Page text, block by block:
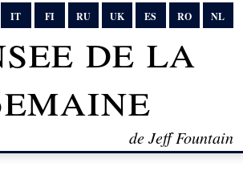
IT FI RU UK ES RO NL
de la
de Jeff Fountain